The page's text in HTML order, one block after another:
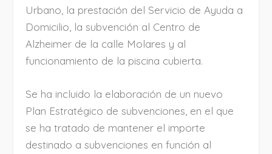
Urbano, la prestación del Servicio de Ayuda a
Domicilio, la subvención al Centro de
Alzheimer de la calle Molares y al
funcionamiento de la piscina cubierta.
Se ha incluido la elaboración de un nuevo
Plan Estratégico de subvenciones, en el que
se ha tratado de mantener el importe
destinado a subvenciones en función al